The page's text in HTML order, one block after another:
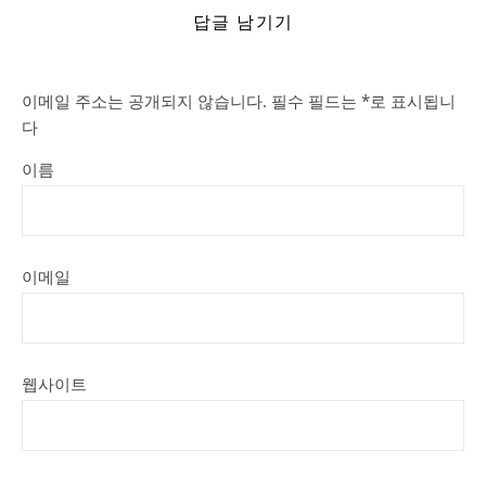
답글 남기기
이메일 주소는 공개되지 않습니다. 필수 필드는 *로 표시됩니
다
이름
이메일
웹사이트